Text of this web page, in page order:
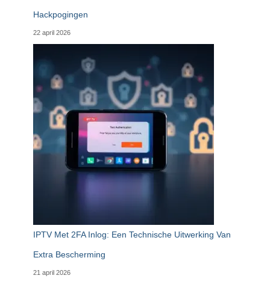
Hackpogingen
22 april 2026
IPTV Met 2FA Inlog: Een Technische Uitwerking Van
Extra Bescherming
21 april 2026